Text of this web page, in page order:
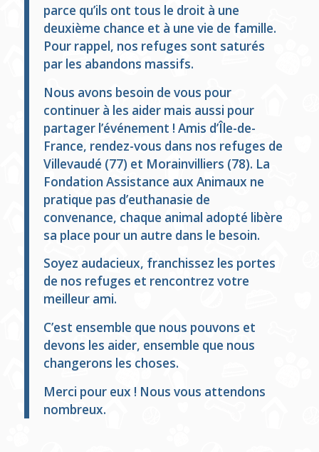
parce qu’ils ont tous le droit à une
deuxième chance et à une vie de famille.
Pour rappel, nos refuges sont saturés
par les abandons massifs.
Nous avons besoin de vous pour
continuer à les aider mais aussi pour
partager l’événement ! Amis d’Île-de-
France, rendez-vous dans nos refuges de
Villevaudé (77) et Morainvilliers (78). La
Fondation Assistance aux Animaux ne
pratique pas d’euthanasie de
convenance, chaque animal adopté libère
sa place pour un autre dans le besoin.
Soyez audacieux, franchissez les portes
de nos refuges et rencontrez votre
meilleur ami.
C’est ensemble que nous pouvons et
devons les aider, ensemble que nous
changerons les choses.
Merci pour eux ! Nous vous attendons
nombreux.